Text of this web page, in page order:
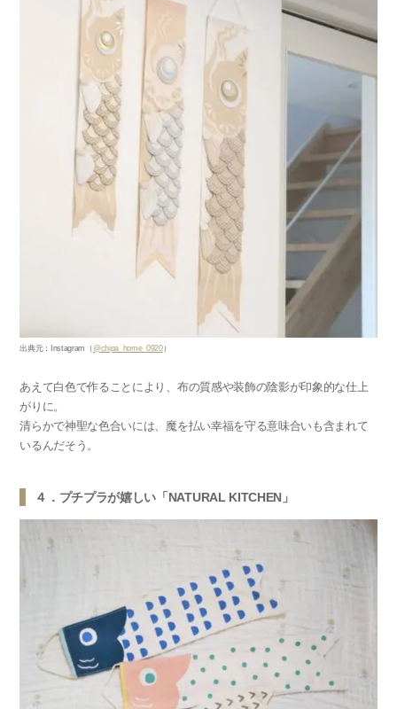
出典元：Instagram（@chipa_home_0920）
あえて白色で作ることにより、布の質感や装飾の陰影が印象的な仕上
がりに。
清らかで神聖な色合いには、魔を払い幸福を守る意味合いも含まれて
いるんだそう。
４．プチプラが嬉しい「NATURAL KITCHEN」